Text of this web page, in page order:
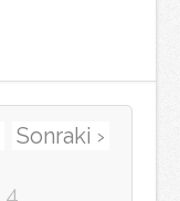
Sonraki ›
4